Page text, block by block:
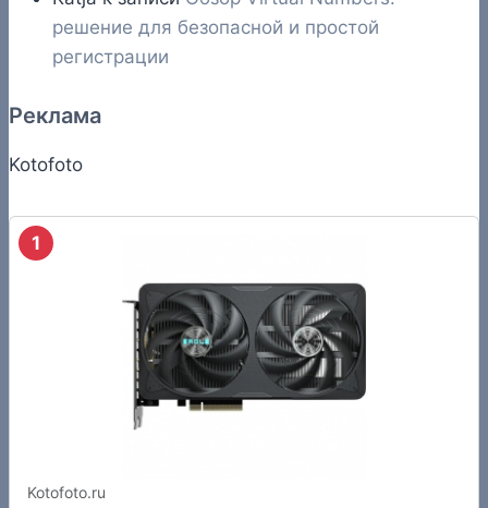
решение для безопасной и простой
регистрации
Реклама
Kotofoto
1
Kotofoto.ru